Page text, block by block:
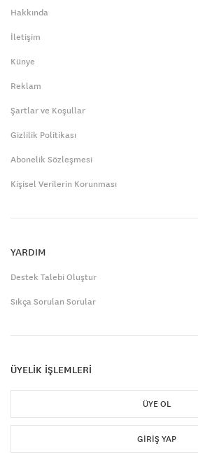
Hakkında
İletişim
Künye
Reklam
Şartlar ve Koşullar
Gizlilik Politikası
Abonelik Sözleşmesi
Kişisel Verilerin Korunması
YARDIM
Destek Talebi Oluştur
Sıkça Sorulan Sorular
ÜYELİK İŞLEMLERİ
ÜYE OL
GIRIŞ YAP